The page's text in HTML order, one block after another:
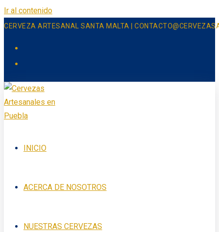
Ir al contenido
CERVEZA ARTESANAL SANTA MALTA |
INICIO
ACERCA DE NOSOTROS
NUESTRAS CERVEZAS